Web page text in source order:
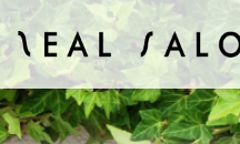
ZEAL SALON